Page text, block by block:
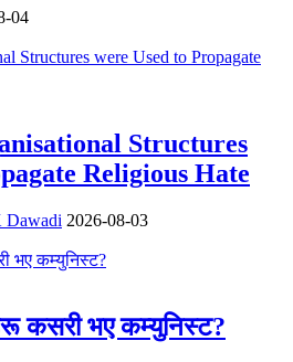
04
Structures
Religious Hate
Dawadi 2026-08-03
कसरी भए कम्युनिस्ट?